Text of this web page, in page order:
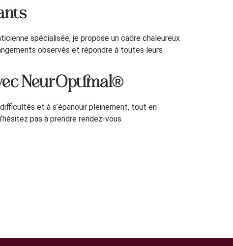
spécialisée, je propose un cadre chaleureux
observés et répondre à toutes leurs
NeurOptimal®
et à s’épanouir pleinement, tout en
pas à prendre rendez-vous.